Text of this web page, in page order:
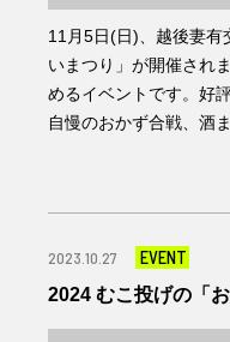
11月5日(日)、越後妻有
いまつり」が開催され
めるイベントです。好
自慢のおかず合戦、酒
2023.10.27 EVENT
2024 むこ投げの「